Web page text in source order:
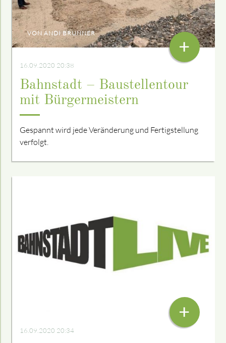
VON ANDI BRUNNER
16.09.2020 20:38
Bahnstadt – Baustellentour
mit Bürgermeistern
Gespannt wird jede Veränderung und Fertigstellung
verfolgt.
+
16.09.2020 20:34
+